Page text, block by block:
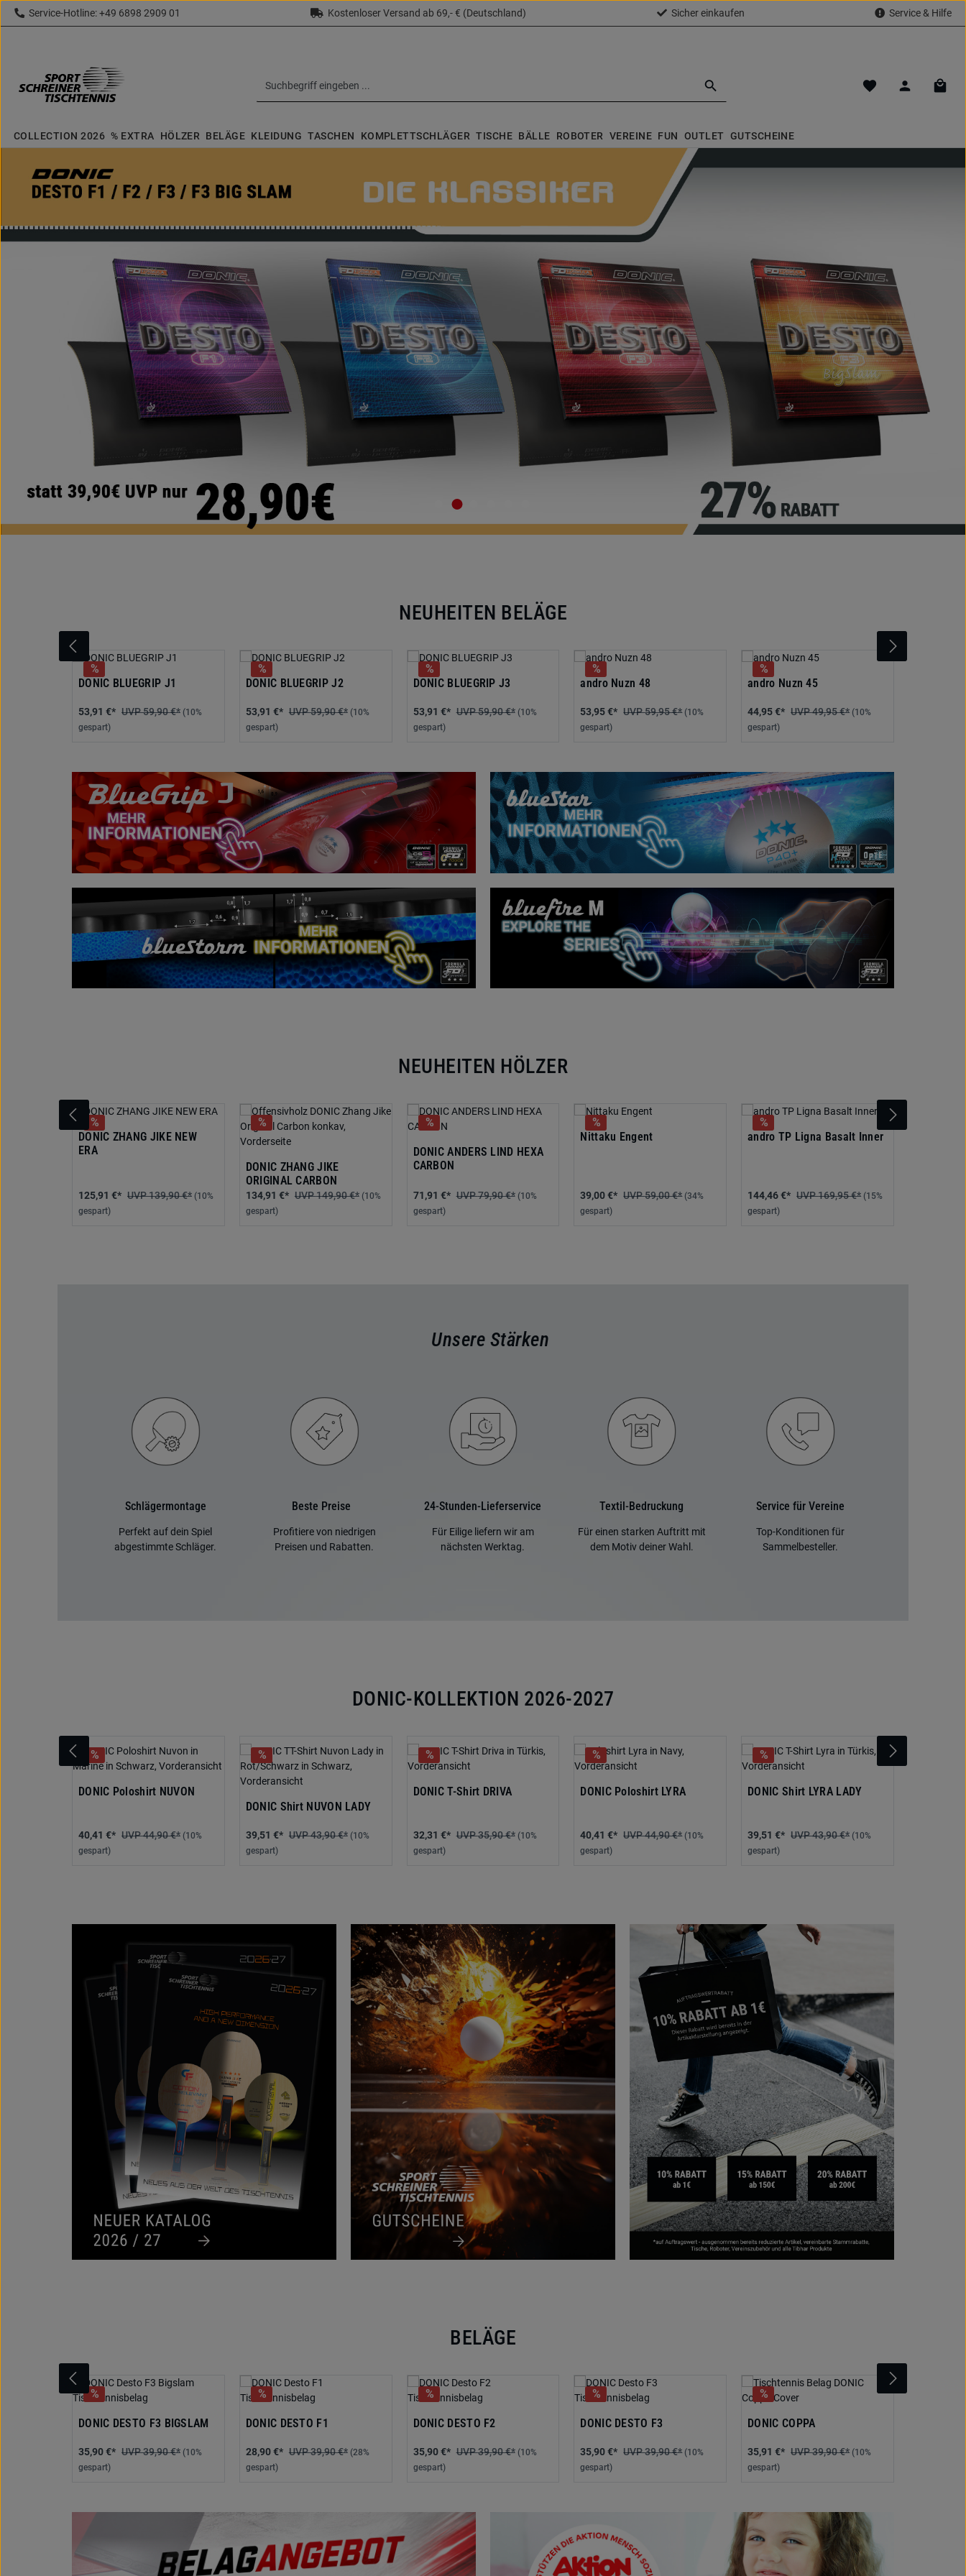
Hauptinhalt springen
Zur Suche springen
Zur Hauptnavigation springen
Service-Hotline: +49 6898 2909 01 Kostenloser Versand ab 69,- € (Deutschland) Sicher einkaufen
Service & Hilfe
Du hast 0 Produkte
COLLECTION 2026 % EXTRA HÖLZER BELÄGE KLEIDUNG TASCHEN KOMPLETTSCHLÄGER TISCHE BÄLLE ROBOTER VEREINE FUN OUTLET GUTSCHEINE
NEUHEITEN BELÄGE
DONIC BLUEGRIP J1
53,91 €* 59,90 €* (10%
gespart)
DONIC BLUEGRIP J2
53,91 €* 59,90 €* (10%
gespart)
DONIC BLUEGRIP J3
53,91 €* 59,90 €* (10%
gespart)
andro Nuzn 48
53,95 €* 59,95 €* (10%
gespart)
andro Nuzn 45
44,95 €* 49,95 €* (10%
gespart)
NEUHEITEN HÖLZER
DONIC ZHANG JIKE NEW
ERA
125,91 €* 139,90 €* (10%
gespart)
DONIC ZHANG JIKE
ORIGINAL CARBON
134,91 €* 149,90 €* (10%
gespart)
DONIC ANDERS LIND HEXA
CARBON
71,91 €* 79,90 €* (10%
gespart)
Nittaku Engent
39,00 €* 59,00 €* (34%
gespart)
andro TP Ligna Basalt Inner
144,46 €* 169,95 €* (15%
gespart)
Unsere Stärken
Schläger­montage
Perfekt auf dein Spiel
abgestimmte Schläger.
Beste Preise
Profitiere von niedrigen
Preisen und Rabatten.
24-Stunden-Lieferservice
Für Eilige liefern wir am
nächsten Werktag.
Textil-Bedruckung
Für einen starken Auftritt mit
dem Motiv deiner Wahl.
Service für Vereine
Top-Konditionen für
Sammelbesteller.
DONIC-KOLLEKTION 2026-2027
DONIC Poloshirt NUVON
40,41 €* 44,90 €* (10%
gespart)
DONIC Shirt NUVON LADY
39,51 €* 43,90 €* (10%
gespart)
DONIC T-Shirt DRIVA
32,31 €* 35,90 €* (10%
gespart)
DONIC Poloshirt LYRA
40,41 €* 44,90 €* (10%
gespart)
DONIC Shirt LYRA LADY
39,51 €* 43,90 €* (10%
gespart)
BELÄGE
DONIC DESTO F3 BIGSLAM
35,90 €* 39,90 €* (10%
gespart)
DONIC DESTO F1
28,90 €* 39,90 €* (28%
gespart)
DONIC DESTO F2
35,90 €* 39,90 €* (10%
gespart)
DONIC DESTO F3
35,90 €* 39,90 €* (10%
gespart)
DONIC COPPA
35,91 €* 39,90 €* (10%
gespart)